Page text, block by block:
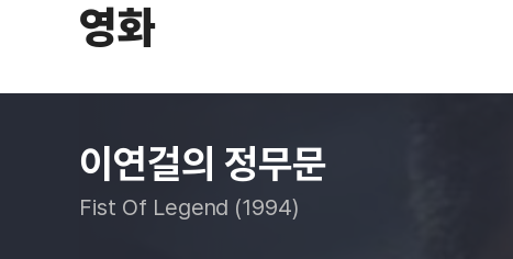
영화
이연걸의 정무문
Fist Of Legend (1994)